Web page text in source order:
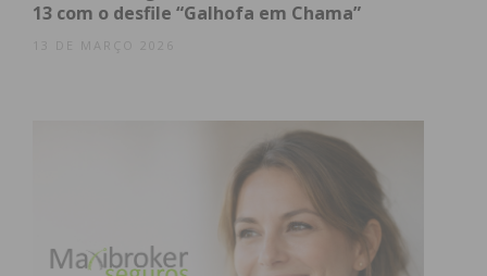
13 com o desfile “Galhofa em Chama”
13 DE MARÇO 2026